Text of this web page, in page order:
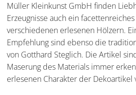
Müller Kleinkunst GmbH finden
Erzeugnisse auch ein
verschiedenen erlesenen Hölzern.
Empfehlung sind ebenso die
von Gotthard Steglich. Die Artikel
Maserung des Materials immer
erlesenen Charakter der Dekoartikel